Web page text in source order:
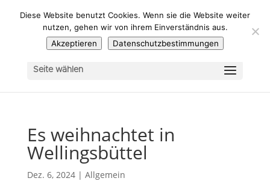
Seite wählen
Es weihnachtet in
Wellingsbüttel
Dez. 6, 2024| Allgemein
Diese Website benutzt Cookies. Wenn sie die Website weiter
nutzen, gehen wir von ihrem Einverständnis aus.
Akzeptieren
Datenschutzbestimmungen